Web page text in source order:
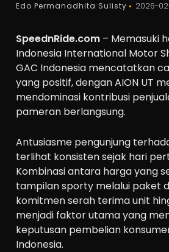
Edo Permanadhita Sulisty 2026-
SpeednRide.com – Memasuki
Indonesia International Motor
GAC Indonesia mencatatkan
yang positif, dengan AION UT
mendominasi kontribusi
pameran berlangsung.
Antusiasme pengunjung
terlihat konsisten sejak hari
Kombinasi antara harga yang
tampilan sporty melalui paket
komitmen serah terima unit
menjadi faktor utama yang
keputusan pembelian
Indonesia.